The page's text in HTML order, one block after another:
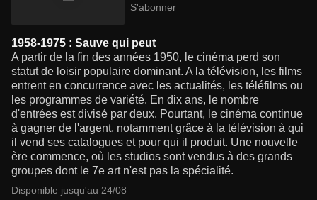
S'abonner
1958-1975 : Sauve qui peut
A partir de la fin des années 1950, le cinéma perd son
statut de loisir populaire dominant. A la télévision, les films
entrent en concurrence avec les actualités, les téléfilms ou
les programmes de variété. En dix ans, le nombre
d'entrées est divisé par deux. Pourtant, le cinéma continue
à gagner de l'argent, notamment grâce à la télévision à qui
il vend ses catalogues et pour qui il produit. Une nouvelle
ère commence, où les studios sont vendus à des grands
groupes dont le 7e art n'est pas la spécialité.
Disponible jusqu'au 24/08